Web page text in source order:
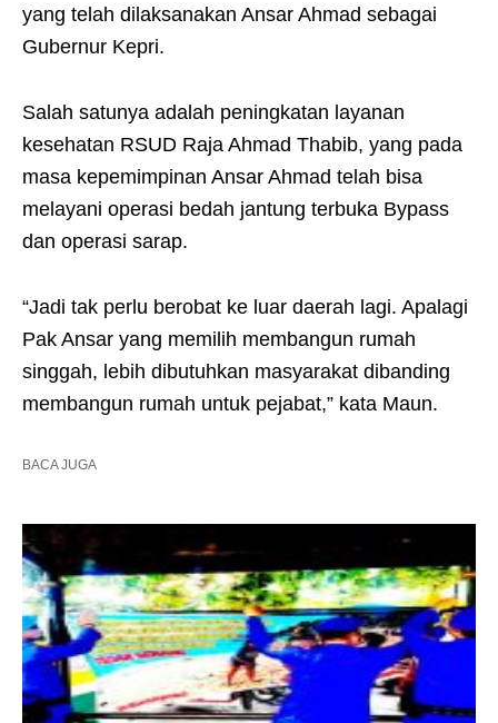
yang telah dilaksanakan Ansar Ahmad sebagai
Gubernur Kepri.
Salah satunya adalah peningkatan layanan
kesehatan RSUD Raja Ahmad Thabib, yang pada
masa kepemimpinan Ansar Ahmad telah bisa
melayani operasi bedah jantung terbuka Bypass
dan operasi sarap.
“Jadi tak perlu berobat ke luar daerah lagi. Apalagi
Pak Ansar yang memilih membangun rumah
singgah, lebih dibutuhkan masyarakat dibanding
membangun rumah untuk pejabat,” kata Maun.
BACA JUGA